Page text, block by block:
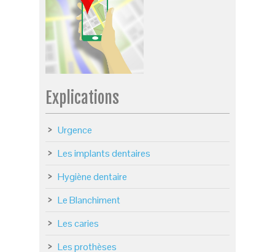
Explications
Urgence
Les implants dentaires
Hygiène dentaire
Le Blanchiment
Les caries
Les prothèses